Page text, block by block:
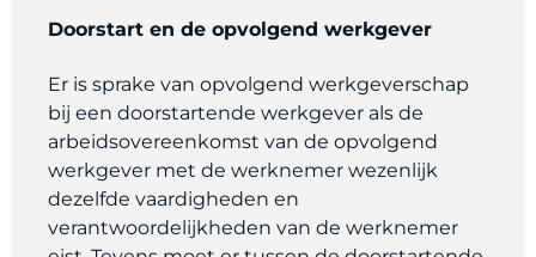
Doorstart en de opvolgend werkgever
Er is sprake van opvolgend werkgeverschap
bij een doorstartende werkgever als de
arbeidsovereenkomst van de opvolgend
werkgever met de werknemer wezenlijk
dezelfde vaardigheden en
verantwoordelijkheden van de werknemer